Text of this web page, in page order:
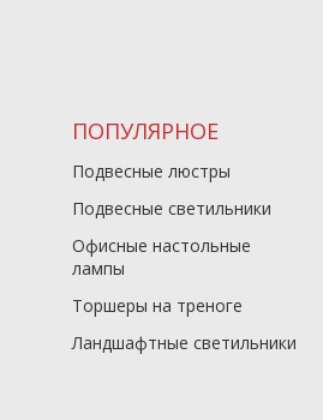
ПОПУЛЯРНОЕ
Подвесные люстры
Подвесные светильники
Офисные настольные
лампы
Торшеры на треноге
Ландшафтные светильники